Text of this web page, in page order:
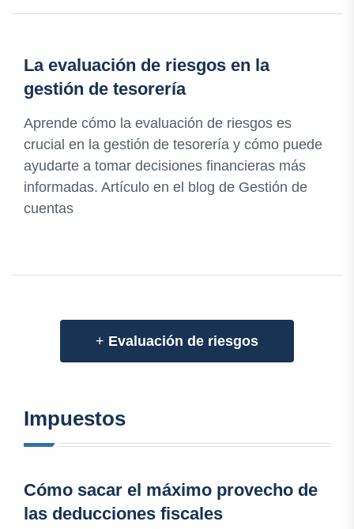
La evaluación de riesgos en la
gestión de tesorería
Aprende cómo la evaluación de riesgos es
crucial en la gestión de tesorería y cómo puede
ayudarte a tomar decisiones financieras más
informadas. Artículo en el blog de Gestión de
cuentas
+ Evaluación de riesgos
Impuestos
Cómo sacar el máximo provecho de
las deducciones fiscales